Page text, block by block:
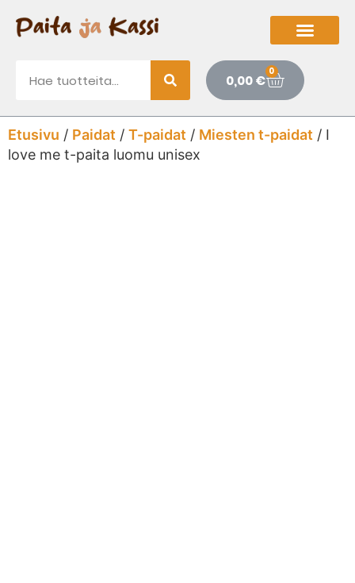
0,00€
0
Etusivu / Paidat / T-paidat / Miesten t-paidat / I
love me t-paita luomu unisex